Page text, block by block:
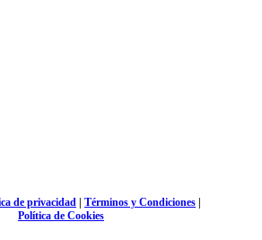
de privacidad | Términos y Condiciones |
Política de Cookies